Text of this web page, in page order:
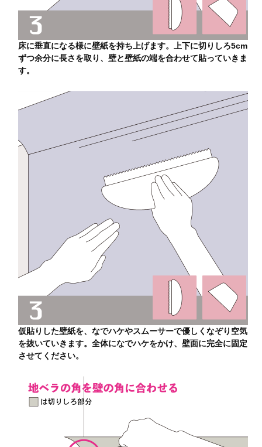
床に垂直になる様に壁紙を持ち上げます。上下に切りしろ5cm
ずつ余分に長さを取り、壁と壁紙の端を合わせて貼っていきま
す。
仮貼りした壁紙を、なでハケやスムーサーで優しくなぞり空気
を抜いていきます。全体になでハケをかけ、壁面に完全に固定
させてください。